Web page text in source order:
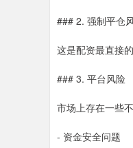
### 2. 强制平仓
这是配资最直接
### 3. 平台风险
市场上存在一些
- 资金安全问题